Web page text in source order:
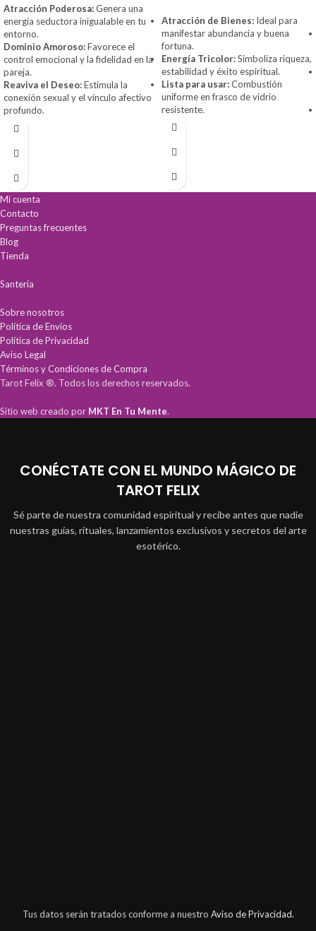
Atracción Poderosa:Genera una
energía seductora inigualable en tu
entorno.
Dominio Amoroso:Favorece el
control emocional y la fidelidad en la
pareja.
Reaviva el Deseo:Estimula la
conexión sexual y el vínculo afectivo
profundo.
Atracción de Bienes: Ideal para
manifestar abundancia y buena
fortuna.
Energía Tricolor:Simboliza riqueza,
estabilidad y éxito espiritual.
Lista para usar:Combustión
uniforme en frasco de vidrio
resistente.
Mi cuenta
Contacto
Preguntas frecuentes
Blog
Tienda
Santería
Sobre nosotros
Política de Envíos
Política de Privacidad
Aviso Legal
Términos y Condiciones de Compra
Tarot Felix ®. Todos los derechos reservados.
Sitio web creado por MKT En Tu Mente.
CONÉCTATE CON EL MUNDO MÁGICO DE
TAROT FELIX
Sé parte de nuestra comunidad espiritual y recibe antes que nadie
nuestras guías, rituales, lanzamientos exclusivos y secretos del arte
esotérico.
Tus datos serán tratados conforme a nuestro Aviso de Privacidad.